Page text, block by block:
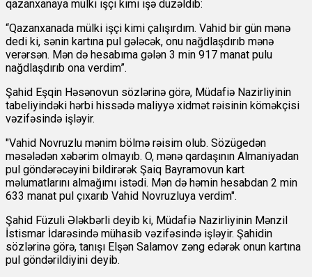
qazanxanaya mülki işçi kimi işə düzəldib:
“Qazanxanada mülki işçi kimi çalışırdım. Vahid bir gün mənə
dedi ki, sənin kartına pul gələcək, onu nağdlaşdırıb mənə
verərsən. Mən də hesabıma gələn 3 min 917 manat pulu
nağdlaşdırıb ona verdim”.
Şahid Eşqin Həsənovun sözlərinə görə, Müdafiə Nazirliyinin
tabeliyindəki hərbi hissədə maliyyə xidmət rəisinin köməkçisi
vəzifəsində işləyir.
"Vahid Novruzlu mənim bölmə rəisim olub. Sözügedən
məsələdən xəbərim olmayıb. O, mənə qardaşının Almaniyadan
pul göndərəcəyini bildirərək Şaiq Bayramovun kart
məlumatlarını almağımı istədi. Mən də həmin hesabdan 2 min
633 manat pul çıxarıb Vahid Novruzluya verdim".
Şahid Füzuli Ələkbərli deyib ki, Müdafiə Nazirliyinin Mənzil
İstismar İdarəsində mühasib vəzifəsində işləyir. Şahidin
sözlərinə görə, tanışı Elşən Salamov zəng edərək onun kartına
pul göndərildiyini deyib.